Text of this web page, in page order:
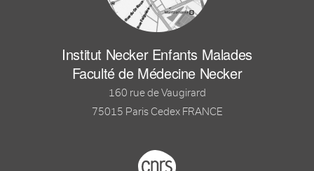
Institut Necker Enfants Malades
Faculté de Médecine Necker
160 rue de Vaugirard
75015 Paris Cedex FRANCE
Footer logo tutelles